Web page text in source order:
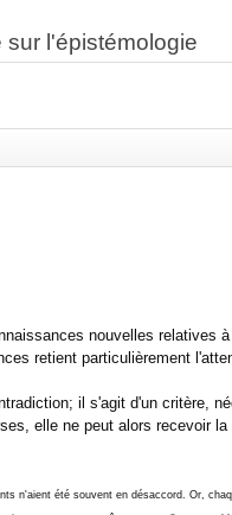
sur l'épistémologie
nouvelles relatives
retient particulièrement
il s'agit d'un critère,
elle ne peut alors recevoir la
n'aient été souvent en désaccord. Or,